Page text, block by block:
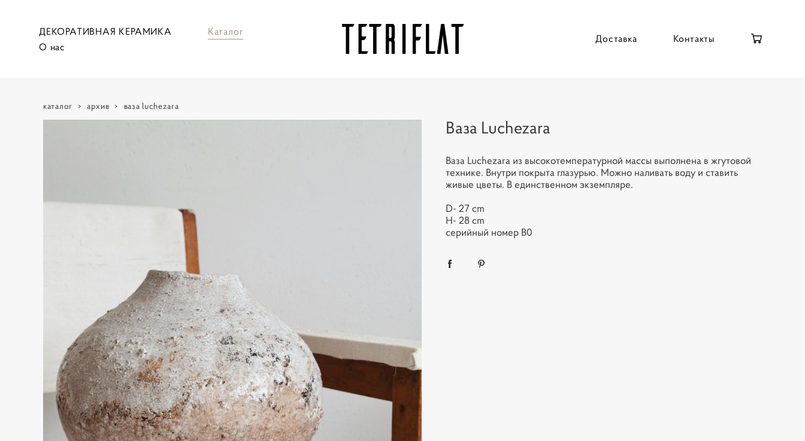
ДЕКОРАТИВНАЯ КЕРАМИКА
Каталог
О нас
Доставка Контакты
каталог > архив > ваза luchezara
Ваза Luchezara
Ваза Luchezara из высокотемпературной массы выполнена в жгутовой
технике. Внутри покрыта глазурью. Можно наливать воду и ставить
живые цветы. В единственном экземпляре.
D- 27 cm
H- 28 cm
серийный номер B0